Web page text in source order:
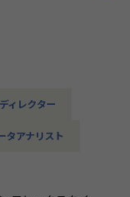
Webコンサルテ
業務
験豊富なエンジ
ィレクター
タアナリスト